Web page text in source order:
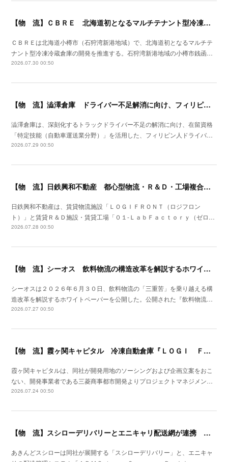
【物 流】ＣＢＲＥ 北海道初となるマルチテナント型冷凍冷蔵倉庫の開発を推進
ＣＢＲＥは北海道小樽市（石狩湾新港地域）で、北海道初となるマルチテ
ナント型冷凍冷蔵倉庫の開発を推進する。石狩湾新港地域の小樽市銭函…
2026.07.30 00:50
【物 流】澁澤倉庫 ドライバー不足解消に向け、フィリピンからの人材供給事業をスタート
澁澤倉庫は、深刻化するトラックドライバー不足の解消に向け、在留資格
「特定技能（自動車運送業分野）」を活用した、フィリピン人ドライバ…
2026.07.29 00:50
【物 流】日鉄興和不動産 都心型物流・Ｒ＆Ｄ・工場複合産業施設を川崎市に着工
日鉄興和不動産は、賃貸物流施設「ＬＯＧＩＦＲＯＮＴ（ロジフロン
ト）」と賃貸Ｒ＆Ｄ施設・賃貸工場「０１‐ＬａｂＦａｃｔｏｒｙ（ゼロ…
2026.07.28 00:50
【物 流】シーオス 飲料物流の構造改革を解説するホワイトペーパー公開
シーオスは２０２６年６月３０日、飲料物流の「三重苦」を乗り越える構
造改革を解説するホワイトペーパーを公開した。公開された『飲料物流…
2026.07.27 00:50
【物 流】霞ヶ関キャピタル 冷凍自動倉庫『ＬＯＧＩ ＦＬＡＧ ＴＥＣＨ 東扇島Ⅰ』竣工
霞ヶ関キャピタルは、同社が開発用地のソーシングおよび企画立案をおこ
ない、開発事業者である三菱商事都市開発よりプロジェクトマネジメン…
2026.07.24 00:50
【物 流】スシローデリバリーとエニキャリ配送網が連携 ２０２６年７月全国展開開始
あきんどスシローは同社が展開する「スシローデリバリー」と、エニキャ